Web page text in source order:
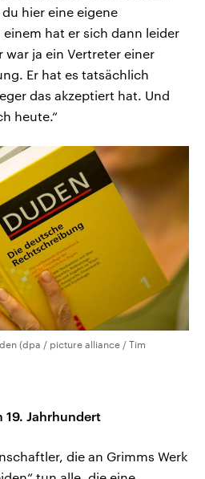
hier eine eigene
hat er sich dann leider
ja ein Vertreter einer
Er hat es tatsächlich
das akzeptiert hat. Und
heute.“
(dpa / picture alliance / Tim
19. Jahrhundert
die an Grimms Werk